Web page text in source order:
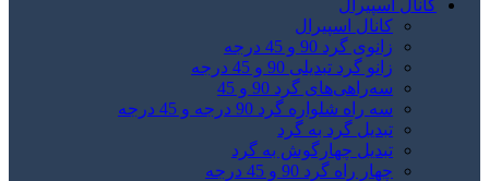
کانال اسپیرال
کانال اسپیرال
زانوی گرد 90 و 45 درجه
زانو گرد تبدیلی 90 و 45 درجه
سه‌راهی‌های گرد 90 و 45
سه راه شلواره گرد 90 درجه و 45 درجه
تبدیل گرد به گرد
تبدیل چهارگوش به گرد
چهار راه گرد 90 و 45 درجه